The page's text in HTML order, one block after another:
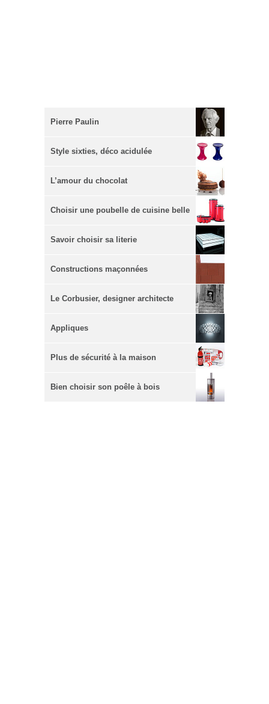
Pierre Paulin
Style sixties, déco acidulée
L’amour du chocolat
Choisir une poubelle de cuisine belle
Savoir choisir sa literie
Constructions maçonnées
Le Corbusier, designer architecte
Appliques
Plus de sécurité à la maison
Bien choisir son poêle à bois